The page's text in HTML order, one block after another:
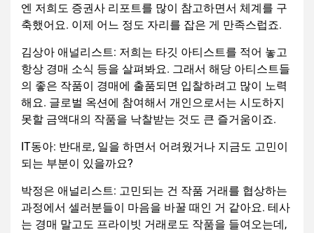
엔 저희도 증권사 리포트를 많이 참고하면서 체계를 구
축했어요. 이제 어느 정도 자리를 잡은 게 만족스럽죠.
김상아 애널리스트: 저희는 타깃 아티스트를 적어 놓고
항상 경매 소식 등을 살펴봐요. 그래서 해당 아티스트들
의 좋은 작품이 경매에 출품되면 입찰하려고 많이 노력
해요. 글로벌 옥션에 참여해서 개인으로서는 시도하지
못할 금액대의 작품을 낙찰받는 것도 큰 즐거움이죠.
IT동아: 반대로, 일을 하면서 어려웠거나 지금도 고민이
되는 부분이 있을까요?
박정은 애널리스트: 고민되는 건 작품 거래를 협상하는
과정에서 셀러분들이 마음을 바꿀 때인 거 같아요. 테사
는 경매 말고도 프라이빗 거래로도 작품을 들여오는데,